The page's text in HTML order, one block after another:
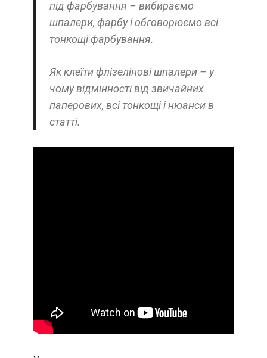
під фарбування – вибираємо
шпалери, фарбу і обговорюємо всі
тонкощі фарбування.
Як клеїти флізелінові шпалери – у
чому відмінності від звичайних
паперових, всі тонкощі і нюанси в
статті.